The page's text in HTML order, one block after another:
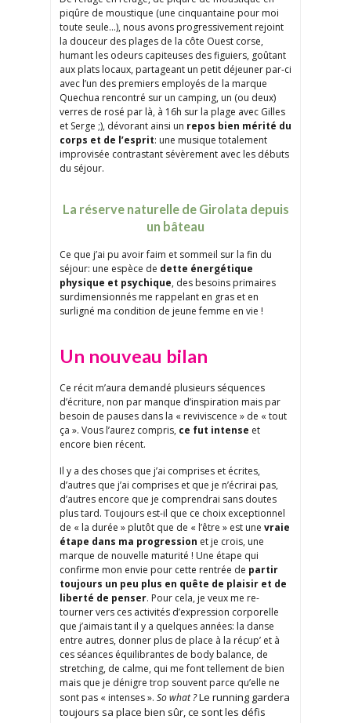
piqûre de moustique (une cinquantaine pour moi
toute seule…), nous avons progressivement rejoint
la douceur des plages de la côte Ouest corse,
humant les odeurs capiteuses des figuiers, goûtant
aux plats locaux, partageant un petit déjeuner par-ci
avec l’un des premiers employés de la marque
Quechua rencontré sur un camping, un (ou deux)
verres de rosé par là, à 16h sur la plage avec Gilles
et Serge ;), dévorant ainsi un repos bien mérité du
corps et de l’esprit: une musique totalement
improvisée contrastant sévèrement avec les débuts
du séjour.
La réserve naturelle de Girolata depuis
un bâteau
Ce que j’ai pu avoir faim et sommeil sur la fin du
séjour: une espèce de dette énergétique
physique et psychique, des besoins primaires
surdimensionnés me rappelant en gras et en
surligné ma condition de jeune femme en vie !
Un nouveau bilan
Ce récit m’aura demandé plusieurs séquences
d’écriture, non par manque d’inspiration mais par
besoin de pauses dans la « reviviscence » de « tout
ça ». Vous l’aurez compris, ce fut intense et
encore bien récent.
Il y a des choses que j’ai comprises et écrites,
d’autres que j’ai comprises et que je n’écrirai pas,
d’autres encore que je comprendrai sans doutes
plus tard. Toujours est-il que ce choix exceptionnel
de « la durée » plutôt que de « l’être » est une vraie
étape dans ma progression et je crois, une
marque de nouvelle maturité ! Une étape qui
confirme mon envie pour cette rentrée de partir
toujours un peu plus en quête de plaisir et de
liberté de penser. Pour cela, je veux me re-
tourner vers ces activités d’expression corporelle
que j’aimais tant il y a quelques années: la danse
entre autres, donner plus de place à la récup’ et à
ces séances équilibrantes de body balance, de
stretching, de calme, qui me font tellement de bien
mais que je dénigre trop souvent parce qu’elle ne
sont pas « intenses ». So what ?Le running gardera
toujours sa place bien sûr, ce sont les défis